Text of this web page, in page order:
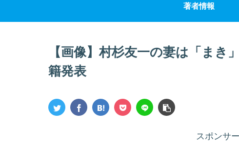
著者情報
【画像】村杉友一の妻は「まき
籍発表
スポンサ